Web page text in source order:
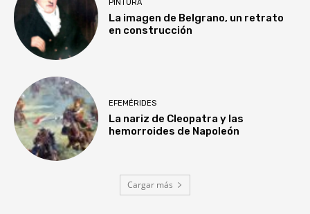
PINTURA
La imagen de Belgrano, un retrato
en construcción
EFEMÉRIDES
La nariz de Cleopatra y las
hemorroides de Napoleón
Cargar más